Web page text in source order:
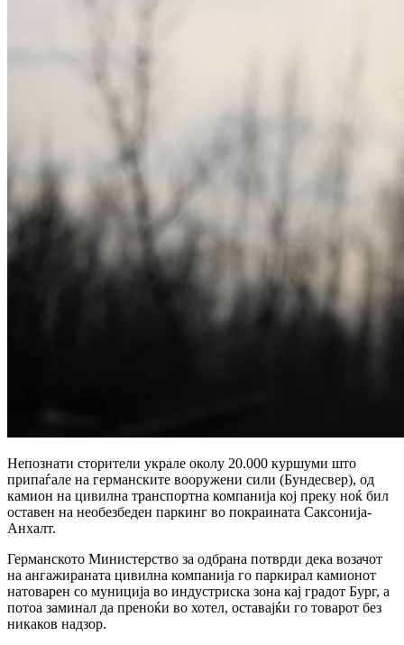
Непознати сторители украле околу 20.000 куршуми што
припаѓале на германските вооружени сили (Бундесвер), од
камион на цивилна транспортна компанија кој преку ноќ бил
оставен на необезбеден паркинг во покраината Саксонија-
Анхалт.
Германското Министерство за одбрана потврди дека возачот
на ангажираната цивилна компанија го паркирал камионот
натоварен со муниција во индустриска зона кај градот Бург, а
потоа заминал да преноќи во хотел, оставајќи го товарот без
никаков надзор.